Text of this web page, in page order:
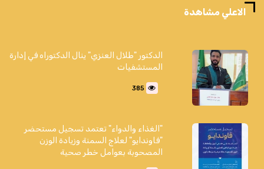
الاعلي مشاهدة
الدكتور "طلال العنزي" ينال الدكتوراه في إدارة
المستشفيات
385
"الغذاء والدواء" تعتمد تسجيل مستحضر
"فاوندايو" لعلاج السمنة وزيادة الوزن
المصحوبة بعوامل خطر صحية